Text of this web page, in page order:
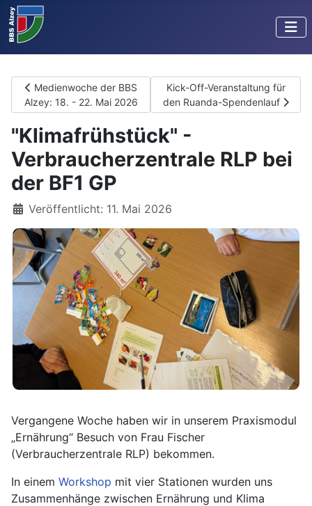
Vorheriger Beitrag: Medienwoche der BBS Alzey: 18. - 22. Mai
Medienwoche der BBS
Alzey: 18. - 22. Mai 2026
Nächster Beitrag: Kick-Off-
Kick-Off-Veranstaltung für
den Ruanda-Spendenlauf
"Klimafrühstück" -
Verbraucherzentrale RLP bei
der BF1 GP
Details
Veröffentlicht: 11. Mai 2026
Vergangene Woche haben wir in unserem Praxismodul
„Ernährung“ Besuch von Frau Fischer
(Verbraucherzentrale RLP) bekommen.
In einem Workshop mit vier Stationen wurden uns
Zusammenhänge zwischen Ernährung und Klima